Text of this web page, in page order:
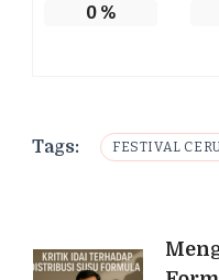
0%
Tags: FESTIVAL
Post